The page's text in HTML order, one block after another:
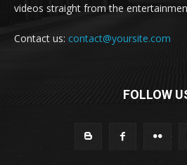
videos straight from the
Contact us: contact@yoursite.com
FOLLOW